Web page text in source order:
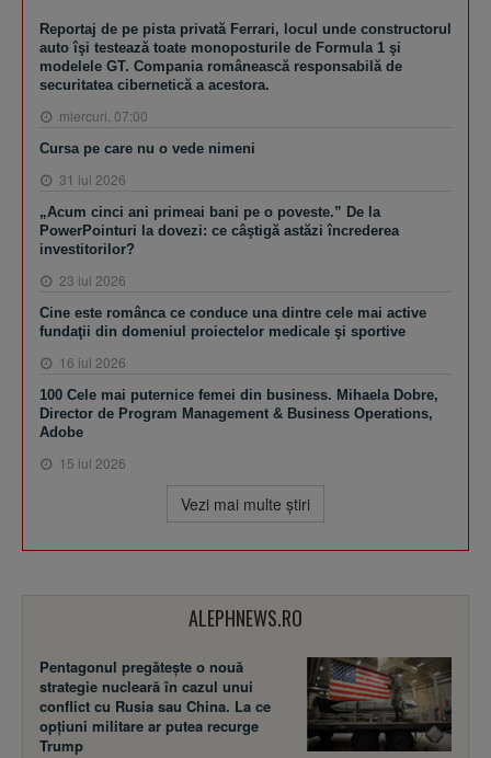
Reportaj de pe pista privată Ferrari, locul unde constructorul
auto îşi testează toate monoposturile de Formula 1 şi
modelele GT. Compania românească responsabilă de
securitatea cibernetică a acestora.
miercuri, 07:00
Cursa pe care nu o vede nimeni
31 iul 2026
„Acum cinci ani primeai bani pe o poveste.” De la
PowerPointuri la dovezi: ce câştigă astăzi încrederea
investitorilor?
23 iul 2026
Cine este românca ce conduce una dintre cele mai active
fundaţii din domeniul proiectelor medicale şi sportive
16 iul 2026
100 Cele mai puternice femei din business. Mihaela Dobre,
Director de Program Management & Business Operations,
Adobe
15 iul 2026
Vezi mai multe ştiri
ALEPHNEWS.RO
Pentagonul pregătește o nouă
strategie nucleară în cazul unui
conflict cu Rusia sau China. La ce
opțiuni militare ar putea recurge
Trump